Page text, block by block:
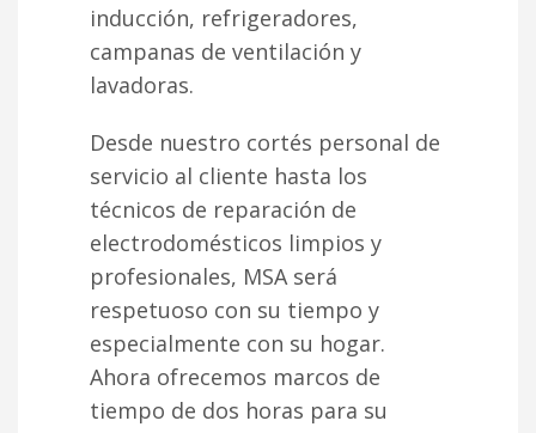
inducción, refrigeradores,
campanas de ventilación y
lavadoras.
Desde nuestro cortés personal de
servicio al cliente hasta los
técnicos de reparación de
electrodomésticos limpios y
profesionales, MSA será
respetuoso con su tiempo y
especialmente con su hogar.
Ahora ofrecemos marcos de
tiempo de dos horas para su